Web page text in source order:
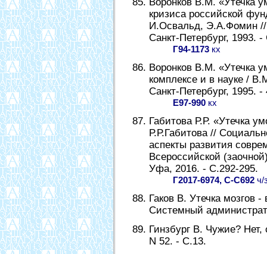
кризиса российской
И.Освальд, Э.А.Фомин //
Санкт-Петербург, 1993.
Г94-1173 кх
Воронков В.М. «Утечка
комплексе и в науке /
Санкт-Петербург, 1995. -
Е97-990 кх
Габитова Р.Р. «Утечка
Р.Р.Габитова //
аспекты развития
Всероссийской
Уфа, 2016. - С.292-295.
Г2017-6974, С-С692 ч/
Гаков В. Утечка мозгов
Системный
Гинзбург В. Чужие?
N 52. - С.13.